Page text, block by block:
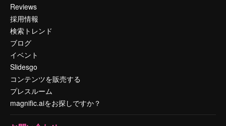
Reviews
採用情報
検索トレンド
ブログ
イベント
Slidesgo
コンテンツを販売する
プレスルーム
magnific.aiをお探しですか？